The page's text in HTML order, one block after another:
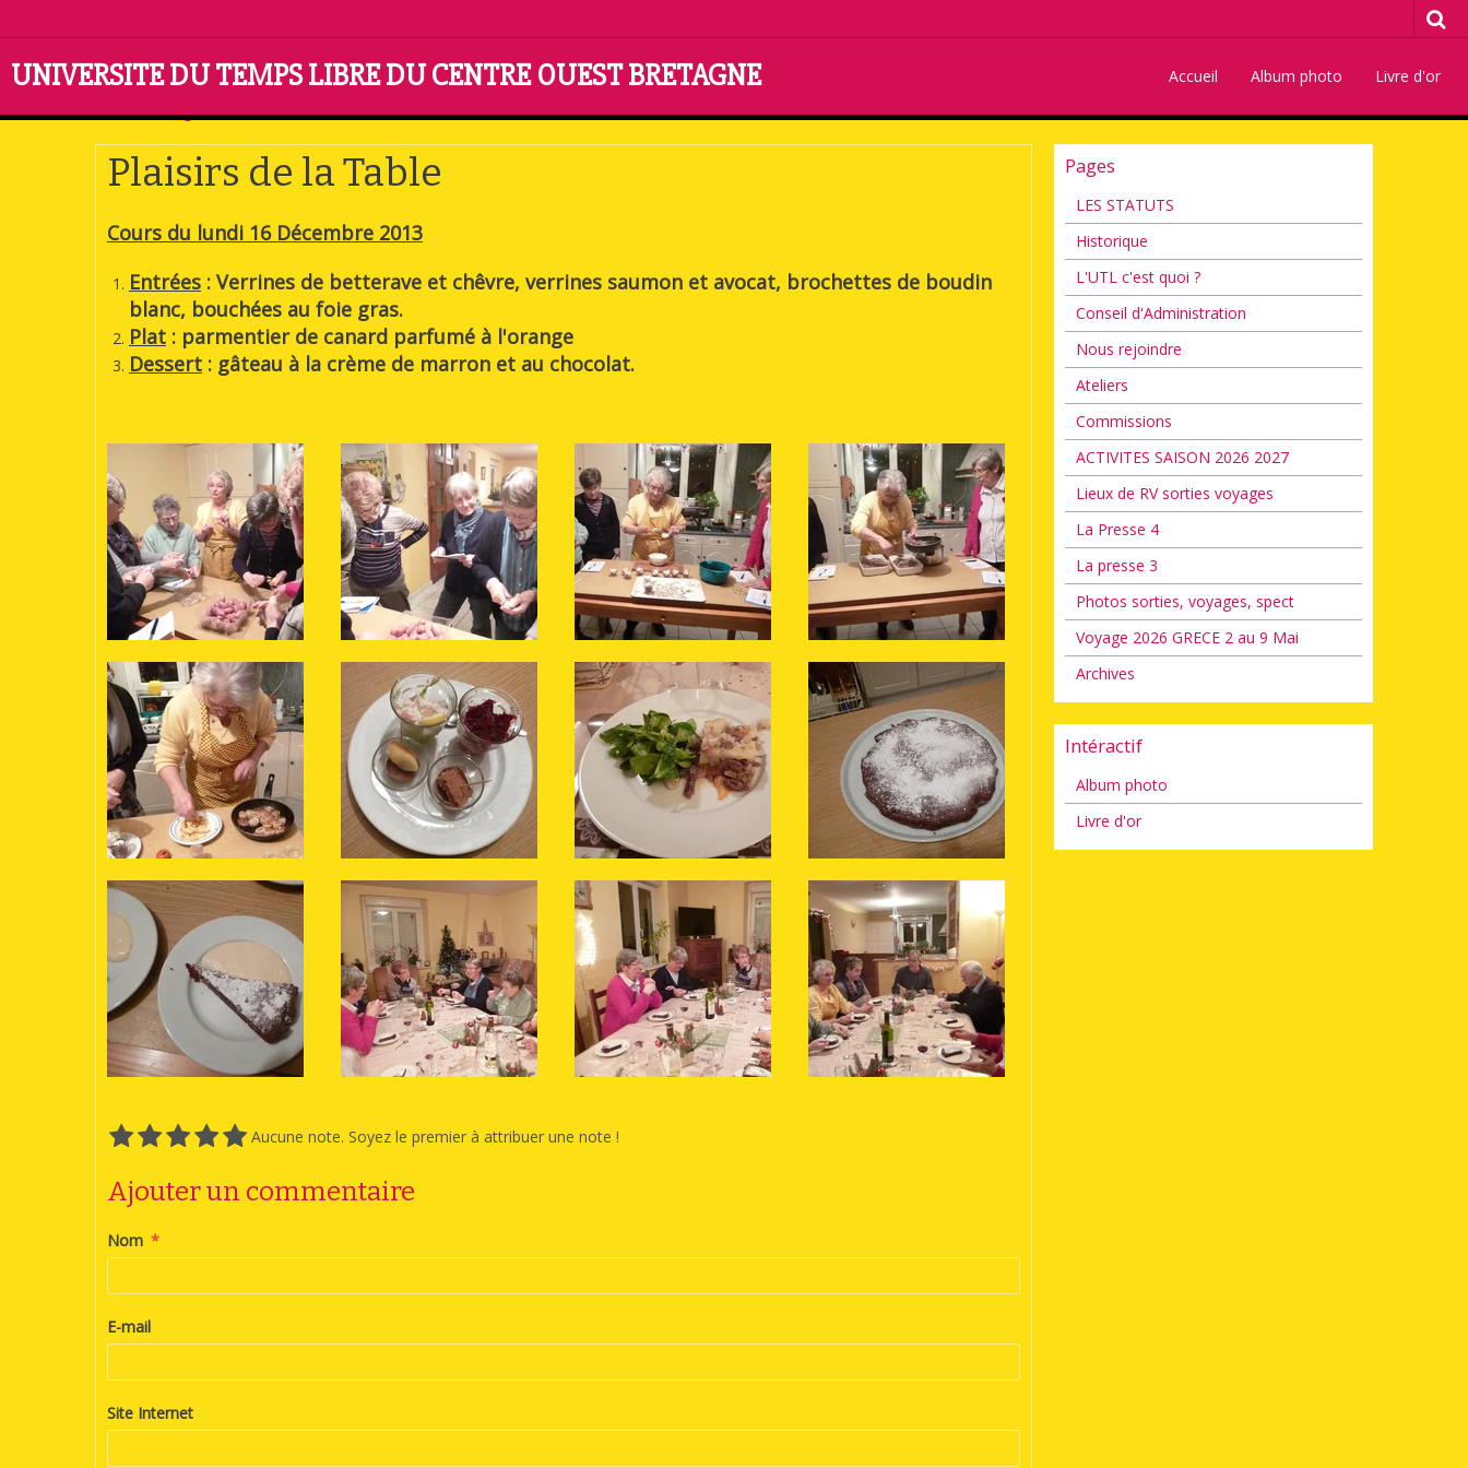
UNIVERSITE DU TEMPS LIBRE DU CENTRE OUEST BRETAGNE Accueil Album photo Livre d'or
Accueil Pages cachées Plaisirs de la Table
Plaisirs de la Table
Cours du lundi 16 Décembre 2013
Entrées : Verrines de betterave et chêvre, verrines saumon et avocat, brochettes de boudin
blanc, bouchées au foie gras.
Plat : parmentier de canard parfumé à l'orange
Dessert : gâteau à la crème de marron et au chocolat.
Aucune note. Soyez le premier à attribuer une note !
Ajouter un commentaire
Nom
E-mail
Site Internet
Pages
LES STATUTS
Historique
L'UTL c'est quoi ?
Conseil d'Administration
Nous rejoindre
Ateliers
Commissions
ACTIVITES SAISON 2026 2027
Lieux de RV sorties voyages
La Presse 4
La presse 3
Photos sorties, voyages, spect
Voyage 2026 GRECE 2 au 9 Mai
Archives
Intéractif
Album photo
Livre d'or